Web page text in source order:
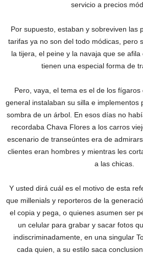
servicio a precios
Por supuesto, estaban y sobreviven las
tarifas ya no son del todo módicas, pero
la tijera, el peine y la navaja que se afila
tienen una especial forma de
Pero, vaya, el tema es el de los
general instalaban su silla e implementos
sombra de un árbol. En esos días no
recordaba Chava Flores a los carros
escenario de transeúntes era de
clientes eran hombres y mientras les
a las chicas.
Y usted dirá cuál es el motivo de esta
que millenials y reporteros de la
el copia y pega, o quienes asumen ser
un celular para grabar y sacar fotos
indiscriminadamente, en una singular
cada quien, a su estilo saca